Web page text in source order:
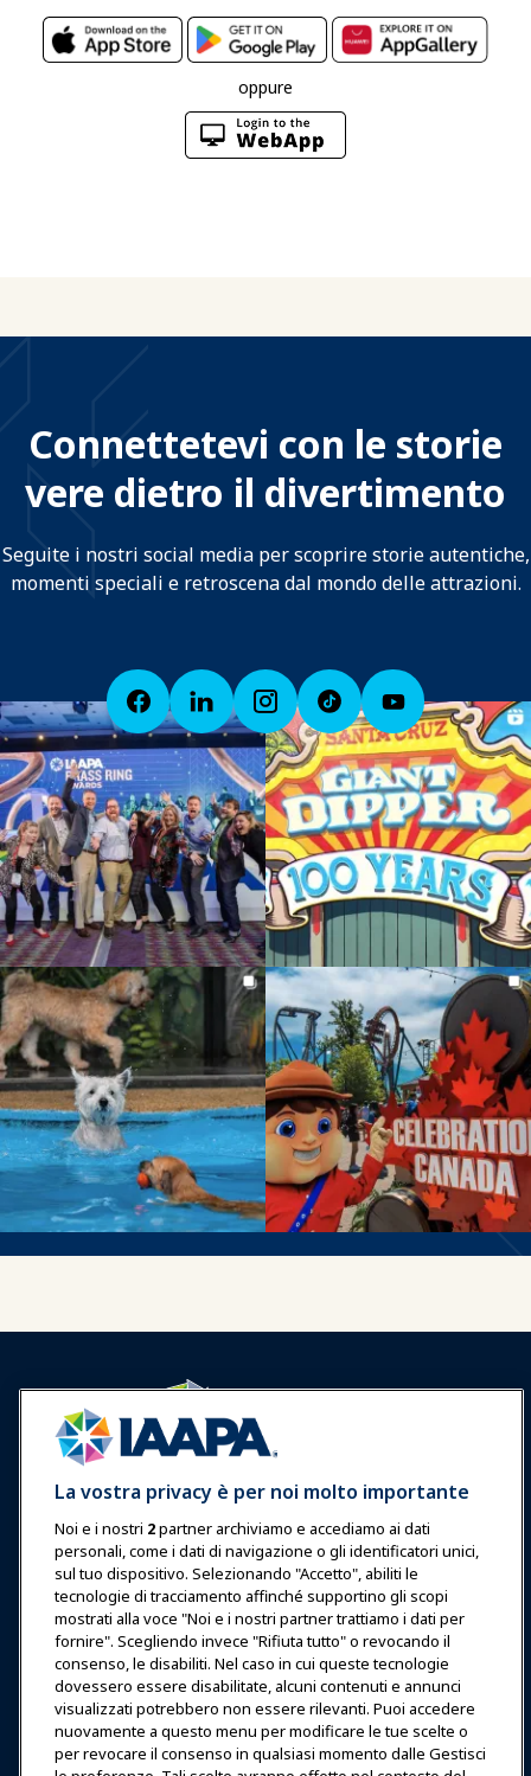
oppure
Connettetevi con le storie
vere dietro il divertimento
Seguite i nostri social media per scoprire storie autentiche,
momenti speciali e retroscena dal mondo delle attrazioni.
Unisciti ora
Premi Carriere
Contatto
Esposizioni & Eventi
Notizie & Funworld
Educazione
Sicurezza & Protezione
La vostra privacy è per noi molto importante
Noi e i nostri 2partner archiviamo e accediamo ai dati
personali, come i dati di navigazione o gli identificatori unici,
sul tuo dispositivo. Selezionando "Accetto", abiliti le
tecnologie di tracciamento affinché supportino gli scopi
mostrati alla voce "Noi e i nostri partner trattiamo i dati per
fornire". Scegliendo invece "Rifiuta tutto" o revocando il
consenso, le disabiliti. Nel caso in cui queste tecnologie
dovessero essere disabilitate, alcuni contenuti e annunci
visualizzati potrebbero non essere rilevanti. Puoi accedere
nuovamente a questo menu per modificare le tue scelte o
per revocare il consenso in qualsiasi momento dalle Gestisci